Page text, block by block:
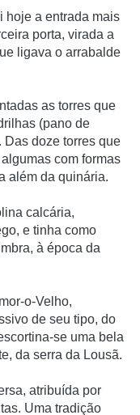
hoje a entrada mais
porta, virada a
ligava o arrabalde
as torres que
(pano de
Das doze torres que
com formas
além da quinária.
calcária,
e tinha como
à época da
o-Velho,
de seu tipo, do
se uma bela
da serra da Lousã.
atribuí­da por
Uma tradição